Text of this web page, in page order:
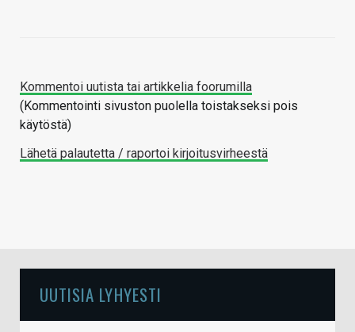
Kommentoi uutista tai artikkelia foorumilla
(Kommentointi sivuston puolella toistakseksi pois
käytöstä)
Lähetä palautetta / raportoi kirjoitusvirheestä
UUTISIA LYHYESTI